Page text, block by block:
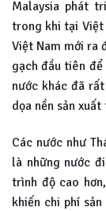
Malaysia phát
trong khi tại Việt
Việt Nam mới ra
gạch đầu tiên
nước khác đã
dọa nền sản
Các nước như
là những nước
trình độ cao
khiến chi phí